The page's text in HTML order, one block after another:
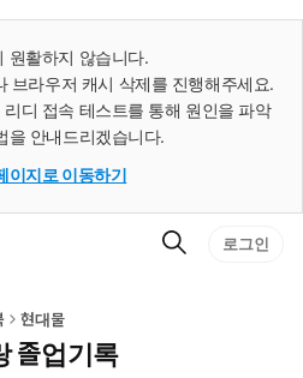
원활하지 않습니다.
브라우저 캐시 삭제를 진행해주세요.
디 접속 테스트를 통해 원인을 파악
을 안내드리겠습니다.
이지로 이동하기
검
로그인
현대물
졸업기록